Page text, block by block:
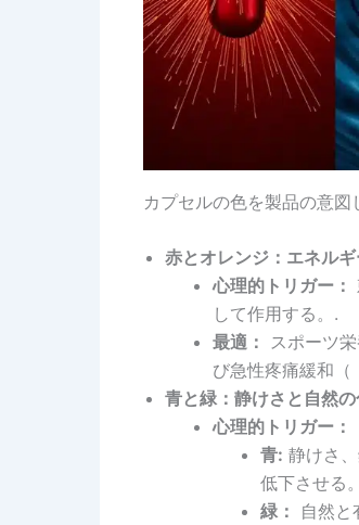
カプセルの色を製品の意図
赤とオレンジ：エネル
心理的トリガー：
して作用する。.
最適： スポーツ
び急性疼痛緩和（
青と緑：静けさと自然
心理的トリガー：
青: 静けさ
低下させる
緑：
自然と